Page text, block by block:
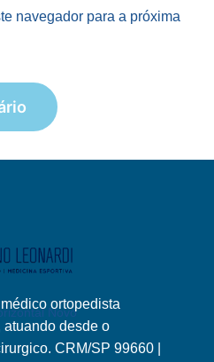
navegador para a próxima
Novo
ortopedista
desde o
CRM/SP 99660 |